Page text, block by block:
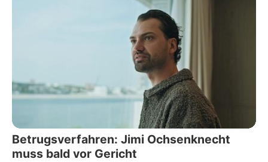
Betrugsverfahren: Jimi Ochsenknecht
muss bald vor Gericht